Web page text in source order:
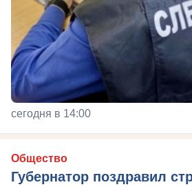
сегодня в 14:00
Общество
Губернатор поздравил